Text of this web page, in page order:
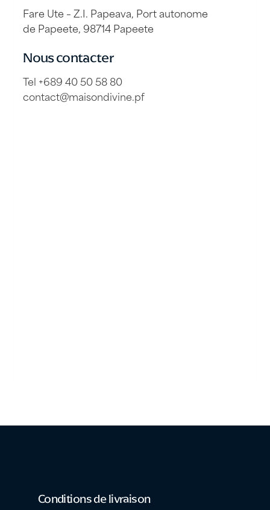
Fare Ute – Z.I. Papeava, Port autonome
de Papeete, 98714 Papeete
Nous contacter
Tel +689 40 50 58 80
contact@maisondivine.pf
Conditions de livraison